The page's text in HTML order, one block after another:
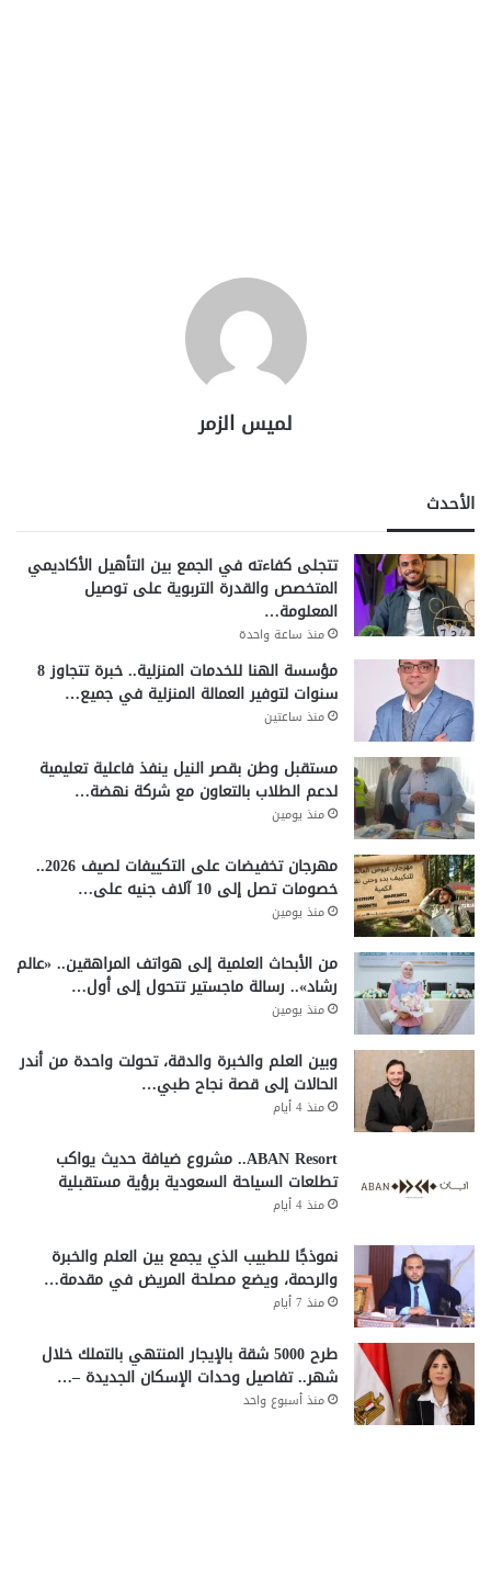
لميس الزمر
الأحدث
تتجلى كفاءته في الجمع بين التأهيل الأكاديمي
المتخصص والقدرة التربوية على توصيل
المعلومة…
منذ ساعة واحدة
مؤسسة الهنا للخدمات المنزلية.. خبرة تتجاوز 8
سنوات لتوفير العمالة المنزلية في جميع…
منذ ساعتين
مستقبل وطن بقصر النيل ينفذ فاعلية تعليمية
لدعم الطلاب بالتعاون مع شركة نهضة…
منذ يومين
مهرجان تخفيضات على التكييفات لصيف 2026..
خصومات تصل إلى 10 آلاف جنيه على…
منذ يومين
من الأبحاث العلمية إلى هواتف المراهقين.. «عالم
رشاد».. رسالة ماجستير تتحول إلى أول…
منذ يومين
وبين العلم والخبرة والدقة، تحولت واحدة من أندر
الحالات إلى قصة نجاح طبي…
منذ 4 أيام
ABAN Resort.. مشروع ضيافة حديث يواكب
تطلعات السياحة السعودية برؤية مستقبلية
منذ 4 أيام
نموذجًا للطبيب الذي يجمع بين العلم والخبرة
والرحمة، ويضع مصلحة المريض في مقدمة…
منذ 7 أيام
طرح 5000 شقة بالإيجار المنتهي بالتملك خلال
شهر.. تفاصيل وحدات الإسكان الجديدة –…
منذ أسبوع واحد